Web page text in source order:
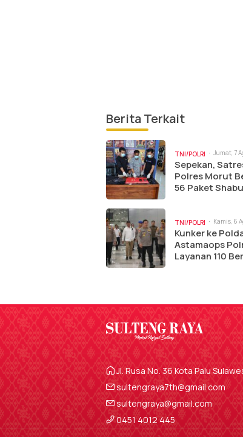
Berita Terkait
TNI/POLRI Jumat, 7
Sepekan,
Polres Morut
56 Paket Shabu
TNI/POLRI
Kamis, 6
am
Kunker ke
Astamaops
Layanan 110
Jl. Rusa No. 36 Kota Palu
sultengraya7th@gmail.com
sultengraya@gmail.com
0451 4012 445